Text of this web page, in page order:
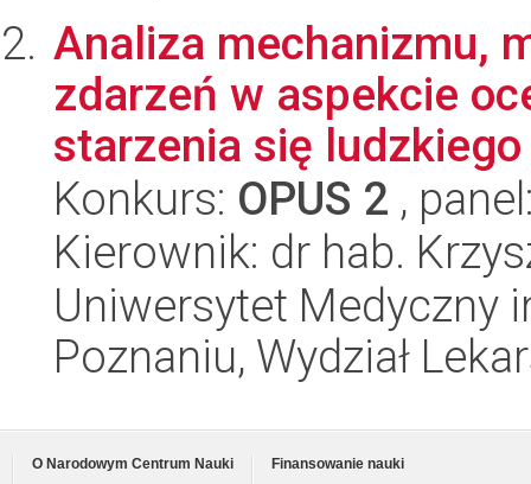
Analiza mechanizmu,
zdarzeń w aspekcie
starzenia się
Konkurs: OPUS 2 ,
Kierownik: dr hab.
Uniwersytet Medyczny
Poznaniu, Wydział
O Narodowym Centrum Nauki
Finansowanie nauki